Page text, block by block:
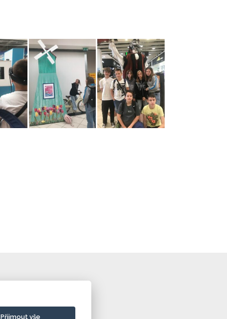
Přijmout vše